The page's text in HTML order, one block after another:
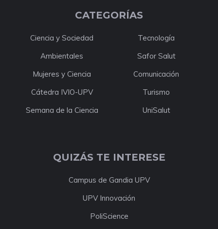
CATEGORÍAS
Ciencia y Sociedad
Tecnología
Ambientales
Safor Salut
Mujeres y Ciencia
Comunicación
Cátedra IVIO-UPV
Turismo
Semana de la Ciencia
UniSalut
QUIZÁS TE INTERESE
Campus de Gandia UPV
UPV Innovación
PoliScience